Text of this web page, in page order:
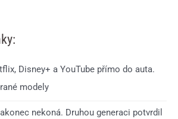
Disney+ a YouTube přímo do auta.
modely
nekoná. Druhou generaci potvrdil